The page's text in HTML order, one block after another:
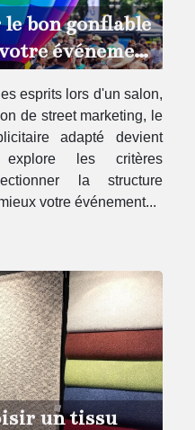
bon gonflable
événement
esprits lors d'un salon,
de street marketing, le
adapté devient
les critères
la structure
votre événement...
un tissu